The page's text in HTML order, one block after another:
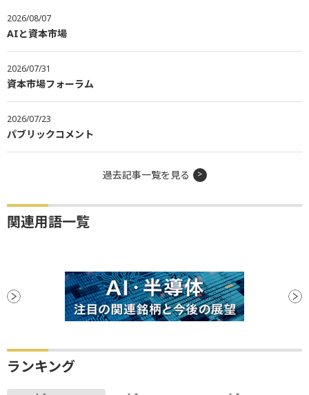
2026/08/07
AIと資本市場
2026/07/31
資本市場フォーラム
2026/07/23
パブリックコメント
過去記事一覧を見る
関連用語一覧
ランキング